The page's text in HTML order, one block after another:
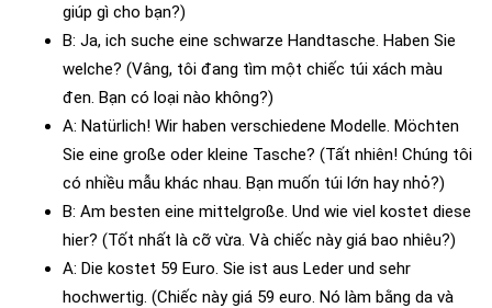
giúp gì cho bạn?)
B: Ja, ich suche eine schwarze Handtasche. Haben Sie
welche? (Vâng, tôi đang tìm một chiếc túi xách màu
đen. Bạn có loại nào không?)
A: Natürlich! Wir haben verschiedene Modelle. Möchten
Sie eine große oder kleine Tasche? (Tất nhiên! Chúng tôi
có nhiều mẫu khác nhau. Bạn muốn túi lớn hay nhỏ?)
B: Am besten eine mittelgroße. Und wie viel kostet diese
hier? (Tốt nhất là cỡ vừa. Và chiếc này giá bao nhiêu?)
A: Die kostet 59 Euro. Sie ist aus Leder und sehr
hochwertig. (Chiếc này giá 59 euro. Nó làm bằng da và